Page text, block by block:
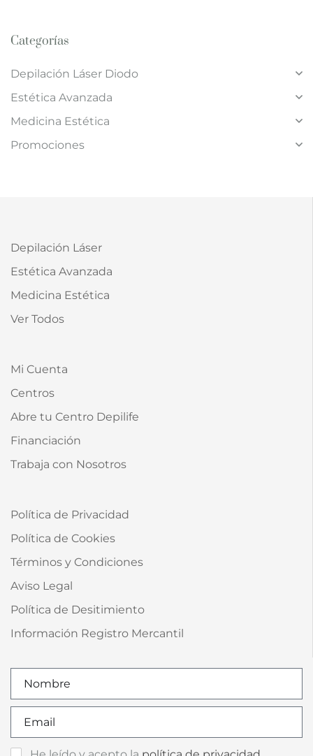
Categorías
Depilación Láser Diodo
Estética Avanzada
Medicina Estética
Promociones
Depilación Láser
Estética Avanzada
Medicina Estética
Ver Todos
Mi Cuenta
Centros
Abre tu Centro Depilife
Financiación
Trabaja con Nosotros
Política de Privacidad
Política de Cookies
Términos y Condiciones
Aviso Legal
Política de Desitimiento
Información Registro Mercantil